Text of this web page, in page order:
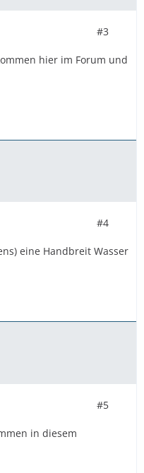
#3
hier im Forum und
#4
eine Handbreit Wasser
#5
in diesem